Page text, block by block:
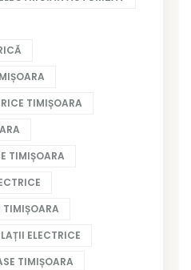
TIMIȘOARA
TIMIȘOARA
TIMIȘOARA
ELECTRICE
TIMIȘOARA